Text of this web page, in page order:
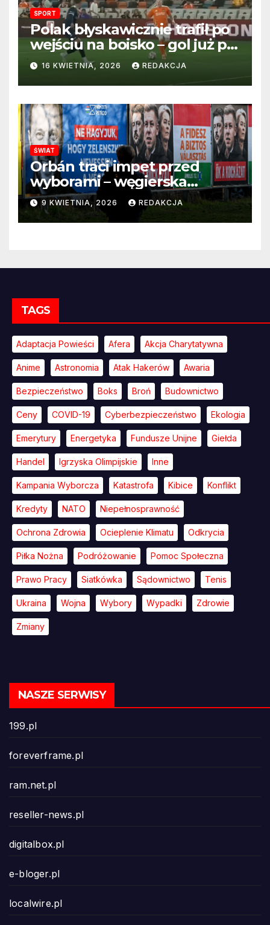
SPORT
Polak błyskawicznie trafił po
wejściu na boisko – gol już po
22 sekundach!
16 KWIETNIA, 2026 REDAKCJA
ŚWIAT
Orbán traci impet przed
wyborami – węgierska
propaganda przestaje
przekonywać
9 KWIETNIA, 2026 REDAKCJA
TAGS
Adaptacja Powieści Afera Akcja Charytatywna
Anime Astronomia Atak Hakerów Awaria
Bezpieczeństwo Boks Broń Budownictwo
Ceny COVID-19 Cyberbezpieczeństwo Ekologia
Emerytury Energetyka Fundusze Unijne Giełda
Handel Igrzyska Olimpijskie Inne
Kampania Wyborcza Katastrofa Kibice Konflikt
Kredyty NATO Niepełnosprawność
Ochrona Zdrowia Ocieplenie Klimatu Odkrycia
Piłka Nożna Podróżowanie Pomoc Społeczna
Prawo Pracy Siatkówka Sądownictwo Tenis
Ukraina Wojna Wybory Wypadki Zdrowie
Zmiany
NASZE SERWISY
199.pl
foreverframe.pl
ram.net.pl
reseller-news.pl
digitalbox.pl
e-bloger.pl
localwire.pl